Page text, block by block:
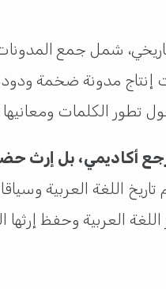
شمل جمع المدونات
إنتاج مدونة ضخمة
تطور الكلمات
أكاديمي، بل إرث
تاريخ اللغة العربية
العربية وحفظ إرثها